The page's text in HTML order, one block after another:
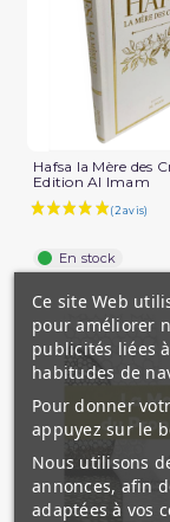
Hafsa la Mère des
Edition Al Imam
En stock
Ce site Web
pour améliorer
publicités liées
habitudes de
Pour donner
appuyez sur le
Nous utilisons
annonces, afin
adaptées à vos